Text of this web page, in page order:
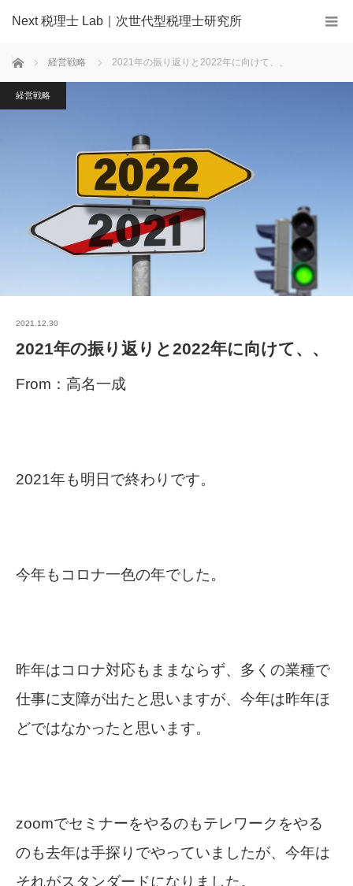
Next 税理士 Lab｜次世代型税理士研究所
ホーム 経営戦略 2021年の振り返りと2022年に向けて、、
経営戦略
2021.12.30
2021年の振り返りと2022年に向けて、、
From：高名一成
2021年も明日で終わりです。
今年もコロナ一色の年でした。
昨年はコロナ対応もままならず、多くの業種で
仕事に支障が出たと思いますが、今年は昨年ほ
どではなかったと思います。
zoomでセミナーをやるのもテレワークをやる
のも去年は手探りでやっていましたが、今年は
それがスタンダードになりました。